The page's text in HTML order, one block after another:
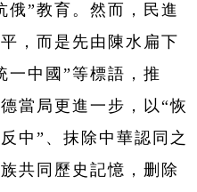
俄”教育。然而，民進
，而是先由陳水扁下
一中國”等標語，推
當局更進一步，以“恢
中 ”、抹除中華認同之
共同歷史記憶，删除